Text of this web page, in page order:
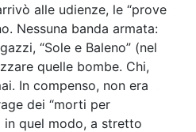
alle udienze, le “prove
Nessuna banda armata:
“Sole e Baleno” (nel
quelle bombe. Chi,
In compenso, non era
dei “morti per
in quel modo, a stretto